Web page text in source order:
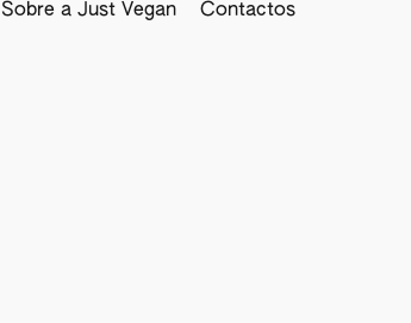
Sobre a Just Vegan Contactos